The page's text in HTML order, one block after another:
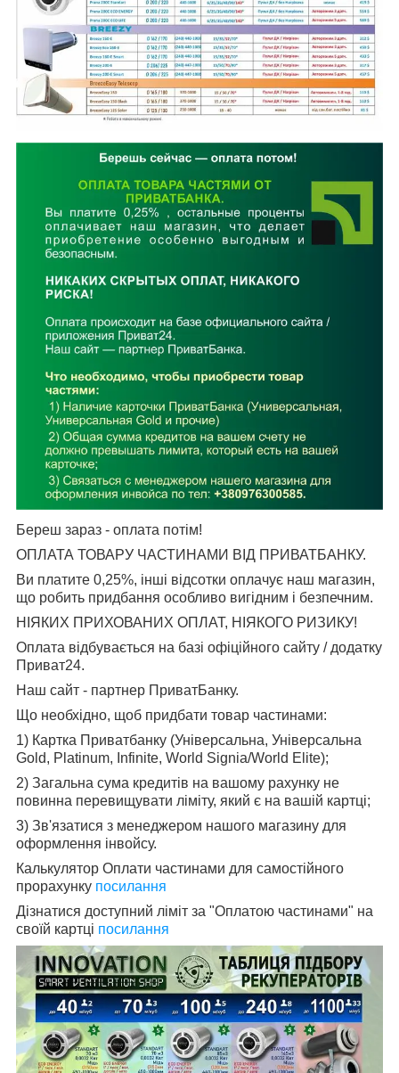
Береш зараз - оплата потім!
ОПЛАТА ТОВАРУ ЧАСТИНАМИ ВІД ПРИВАТБАНКУ.
Ви платите 0,25%, інші відсотки оплачує наш магазин,
що робить придбання особливо вигідним і безпечним.
НІЯКИХ ПРИХОВАНИХ ОПЛАТ, НІЯКОГО РИЗИКУ!
Оплата відбувається на базі офіційного сайту / додатку
Приват24.
Наш сайт - партнер ПриватБанку.
Що необхідно, щоб придбати товар частинами:
1) Картка Приватбанку (Універсальна, Універсальна
Gold, Platinum, Infinite, World Signia/World Elite);
2) Загальна сума кредитів на вашому рахунку не
повинна перевищувати ліміту, який є на вашій картці;
3) Зв'язатися з менеджером нашого магазину для
оформлення інвойсу.
Калькулятор Оплати частинами для самостійного
прорахунку посилання
Дізнатися доступний ліміт за "Оплатою частинами" на
своїй картці посилання